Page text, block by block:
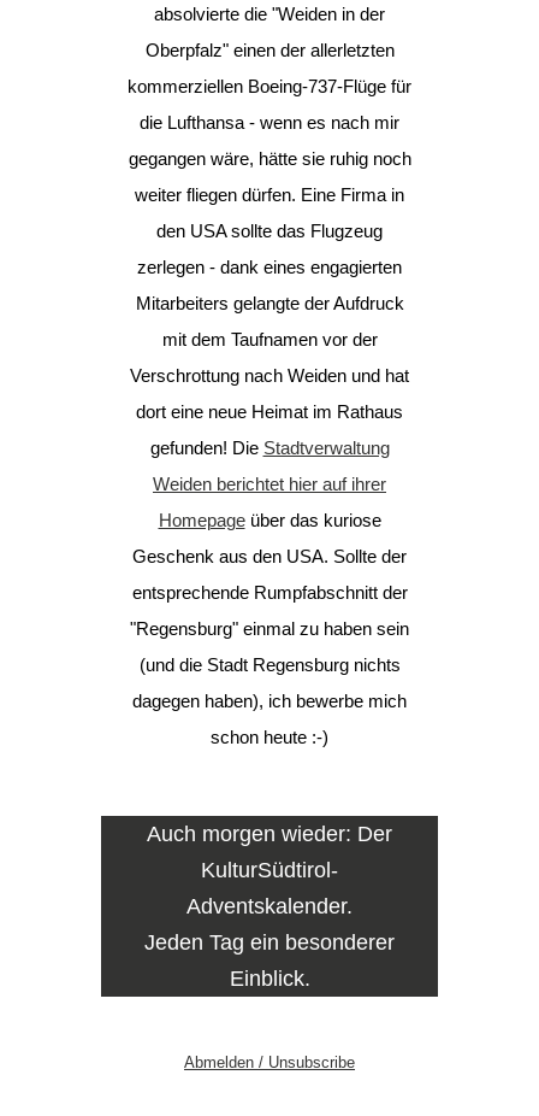
absolvierte die "Weiden in der
Oberpfalz" einen der allerletzten
kommerziellen Boeing-737-Flüge für
die Lufthansa - wenn es nach mir
gegangen wäre, hätte sie ruhig noch
weiter fliegen dürfen. Eine Firma in
den USA sollte das Flugzeug
zerlegen - dank eines engagierten
Mitarbeiters gelangte der Aufdruck
mit dem Taufnamen vor der
Verschrottung nach Weiden und hat
dort eine neue Heimat im Rathaus
gefunden! Die Stadtverwaltung
Weiden berichtet hier auf ihrer
Homepageüber das kuriose
Geschenk aus den USA. Sollte der
entsprechende Rumpfabschnitt der
"Regensburg" einmal zu haben sein
(und die Stadt Regensburg nichts
dagegen haben), ich bewerbe mich
schon heute :-)
Auch morgen wieder: Der
KulturSüdtirol-
Adventskalender.
Jeden Tag ein besonderer
Einblick.
Abmelden / Unsubscribe